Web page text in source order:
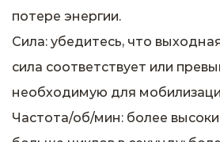
потере энергии.
Сила: убедитесь, что
сила соответствует или
необходимую для
Частота/об/мин: более